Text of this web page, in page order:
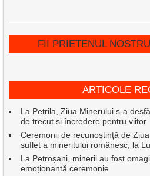
FII PRIETENUL
ARTICOLE
La Petrila, Ziua Minerului s-a
de trecut și încredere pentru viitor
Ceremonii de recunoștință de
suflet a mineritului românesc, la
La Petroșani, minerii au fost
emoționantă ceremonie